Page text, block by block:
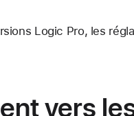
Logic Pro, les
vers